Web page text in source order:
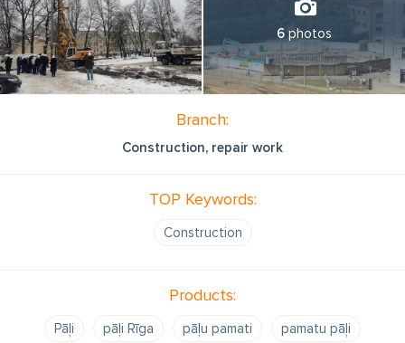
6 photos
Branch:
Construction, repair work
TOP Keywords:
Construction
Products:
Pāļi pāļi Rīga pāļu pamati
pamatu pāļi